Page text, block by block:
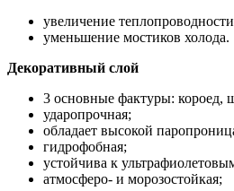
увеличение
уменьшение мостиков холода.
Декоративный слой
3 основные фактуры: короед,
ударопрочная;
обладает высокой
гидрофобная;
устойчива к
атмосферо- и морозостойкая;